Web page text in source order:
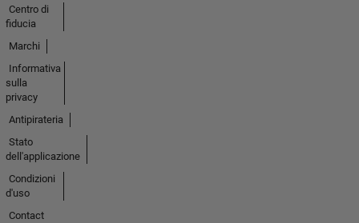
Centro di
fiducia
Marchi
Informativa
sulla
privacy
Antipirateria
Stato
dell'applicazione
Condizioni
d'uso
Contact